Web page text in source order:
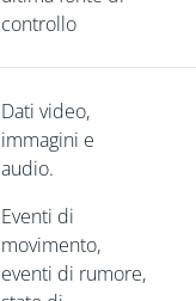
controllo
Dati video,
immagini e
audio.
Eventi di
movimento,
eventi di rumore,